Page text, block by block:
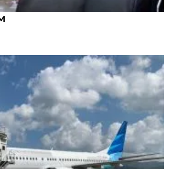
Israel larang shalat di Al